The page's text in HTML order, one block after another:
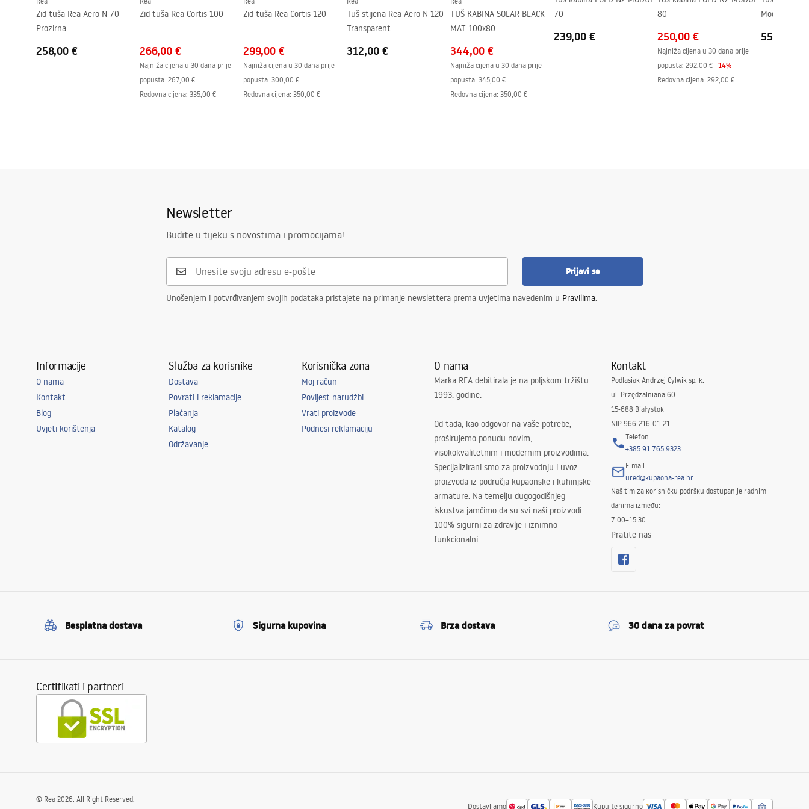
Razmak priključaka
mm
Model
Jamstvo
24 mjeseca
Zid tuša Rea Aero N 70
Prozirna
258,00 €
Zid tuša Rea Cortis 100
266,00 €
Najniža cijena u 30 dana prije
popusta: 267,00 €
Redovna cijena: 335,00 €
Zid tuša Rea Cortis 120
299,00 €
Najniža cijena u 30 dana prije
popusta: 300,00 €
Redovna cijena: 350,00 €
Tuš stijena Rea Aero N 120
Transparent
312,00 €
TUŠ KABINA SOLAR BLACK
MAT 100x80
344,00 €
Najniža cijena u 30 dana prije
popusta: 345,00 €
Redovna cijena: 350,00 €
70
239,00 €
80
250,00 €
Najniža cijena u 30 dana prije
popusta: 292,00 € -14%
Redovna cijena: 292,00 €
Modularna
552,00 €
Newsletter
Budite u tijeku s novostima i promocijama!
Prijavi se
Unošenjem i potvrđivanjem svojih podataka pristajete na primanje newslettera prema uvjetima navedenim u Pravilima.
Informacije
O nama
Kontakt
Blog
Uvjeti korištenja
Služba za korisnike
Dostava
Povrati i reklamacije
Plaćanja
Katalog
Održavanje
Korisnička zona
Moj račun
Povijest narudžbi
Vrati proizvode
Podnesi reklamaciju
O nama
Marka REA debitirala je na poljskom tržištu
1993. godine.
Od tada, kao odgovor na vaše potrebe,
proširujemo ponudu novim,
visokokvalitetnim i modernim proizvodima.
Specijalizirani smo za proizvodnju i uvoz
proizvoda iz područja kupaonske i kuhinjske
armature. Na temelju dugogodišnjeg
iskustva jamčimo da su svi naši proizvodi
100% sigurni za zdravlje i iznimno
funkcionalni.
Kontakt
Podlasiak Andrzej Cylwik sp. k.
ul. Przędzalniana 60
15-688 Białystok
NIP 966-216-01-21
Telefon
+385 91 765 9323
E-mail
ured@kupaona-rea.hr
Naš tim za korisničku podršku dostupan je radnim
danima između:
7:00–15:30
Pratite nas
Besplatna dostava Sigurna kupovina Brza dostava 30 dana za povrat
Certifikati i partneri
Dostavljamo Kupujte sigurno
© Rea 2026. All Right Reserved.